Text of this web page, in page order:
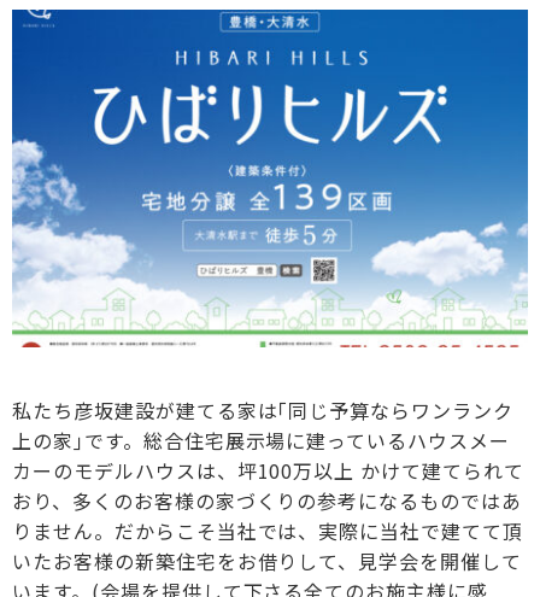
私たち彦坂建設が建てる家は｢同じ予算ならワンランク
上の家｣です。総合住宅展示場に建っているハウスメー
カーのモデルハウスは、坪100万以上 かけて建てられて
おり、多くのお客様の家づくりの参考になるものではあ
りません。だからこそ当社では、実際に当社で建てて頂
いたお客様の新築住宅をお借りして、見学会を開催して
います。(会場を提供して下さる全てのお施主様に感